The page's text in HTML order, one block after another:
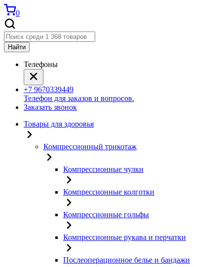
0
Найти
Телефоны
+7 9670339449
Телефон для заказов и вопросов.
Заказать звонок
Товары для здоровья
Компрессионный трикотаж
Компрессионные чулки
Компрессионные колготки
Компрессионные гольфы
Компрессионные рукава и перчатки
Послеоперационное белье и бандажи